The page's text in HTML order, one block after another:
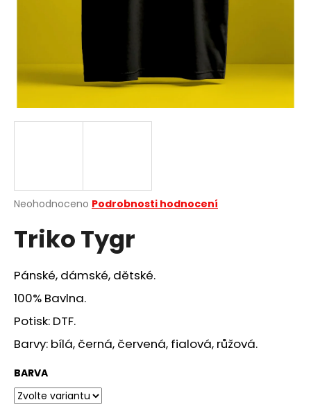
Průměrné
produktu
z
5
hvězdiček.
Neohodnoceno Podrobnosti hodnocení
Triko Tygr
Pánské, dámské, dětské.
100% Bavlna.
Potisk: DTF.
Barvy: bílá, černá, červená, fialová, růžová.
BARVA
?
o
p
o
r
u
č
u
j
m
e